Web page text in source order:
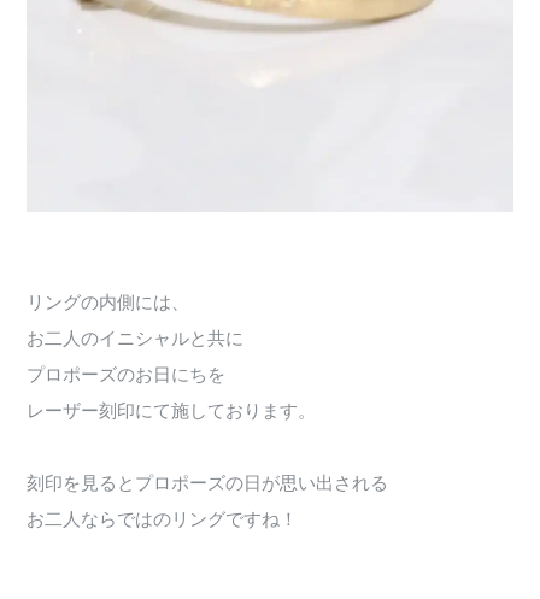
リングの内側には、
お二人のイニシャルと共に
プロポーズのお日にちを
レーザー刻印にて施しております。
刻印を見るとプロポーズの日が思い出される
お二人ならではのリングですね！